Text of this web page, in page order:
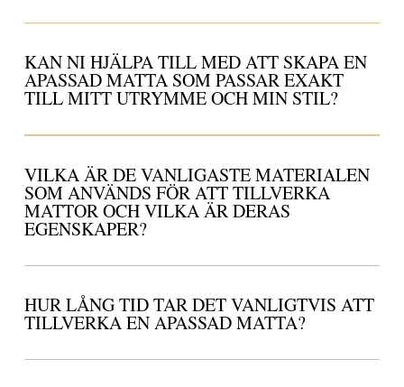
KAN NI HJÄLPA TILL MED ATT SKAPA EN
APASSAD MATTA SOM PASSAR EXAKT
TILL MITT UTRYMME OCH MIN STIL?
VILKA ÄR DE VANLIGASTE MATERIALEN
SOM ANVÄNDS FÖR ATT TILLVERKA
MATTOR OCH VILKA ÄR DERAS
EGENSKAPER?
HUR LÅNG TID TAR DET VANLIGTVIS ATT
TILLVERKA EN APASSAD MATTA?